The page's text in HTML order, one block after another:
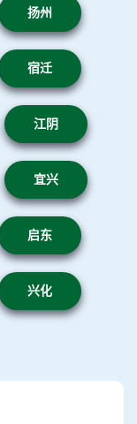
扬州
宿迁
江阴
宜兴
启东
兴化